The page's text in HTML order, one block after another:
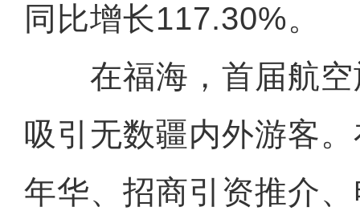
同比增长117.30%。
在福海，首届航空
吸引无数疆内外游客
年华、招商引资推介